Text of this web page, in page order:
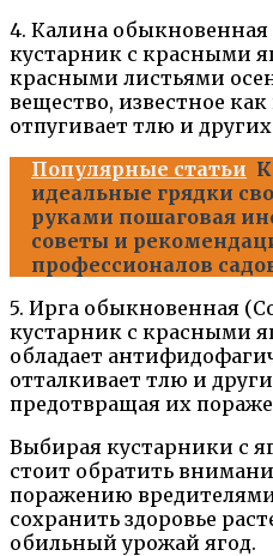
4. Калина
кустарник с красными
красными листьями
вещество, известное
отпугивает тлю и
Популярные статьи
идеальные грядки
руками пошаговая
советы и
профессионалов
5. Ирга обыкновенная
кустарник с красными
обладает
отталкивает тлю и
предотвращая их
Выбирая кустарники с
стоит обратить
поражению
сохранить здоровье
обильный урожай ягод.